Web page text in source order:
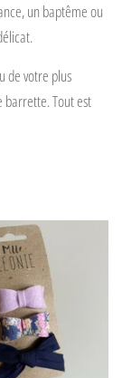
un baptême ou
de votre plus
Tout est